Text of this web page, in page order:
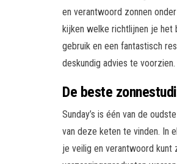
en verantwoord zonnen
kijken welke richtlijnen je het
gebruik en een fantastisch
deskundig advies te
De beste
Sunday’s is één van de
van deze keten te vinden. In
je veilig en verantwoord kunt